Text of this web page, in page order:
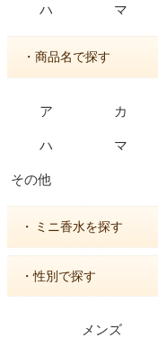
ハ マ
・商品名で探す
ア カ
ハ マ
その他
・ ミニ香水を探す
・性別で探す
メンズ